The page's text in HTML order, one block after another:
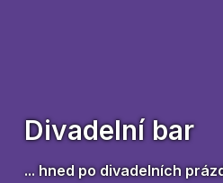
Divadelní bar
... hned po divadelních